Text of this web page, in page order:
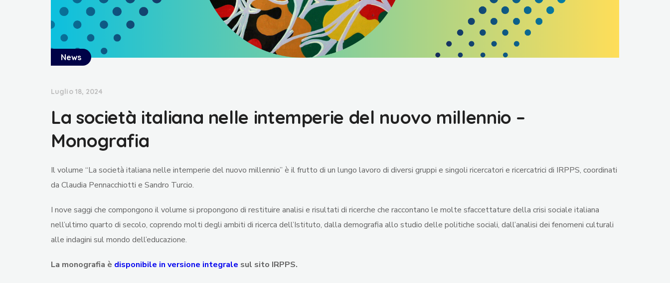
News
Luglio 18, 2024
La società italiana nelle intemperie del nuovo millennio –
Monografia
Il volume “La società italiana nelle intemperie del nuovo millennio” è il frutto di un lungo lavoro di diversi gruppi e singoli ricercatori e ricercatrici di IRPPS, coordinati
da Claudia Pennacchiotti e Sandro Turcio.
I nove saggi che compongono il volume si propongono di restituire analisi e risultati di ricerche che raccontano le molte sfaccettature della crisi sociale italiana
nell’ultimo quarto di secolo, coprendo molti degli ambiti di ricerca dell’Istituto, dalla demografia allo studio delle politiche sociali, dall’analisi dei fenomeni culturali
alle indagini sul mondo dell’educazione.
La monografia è disponibile in versione integrale sul sito IRPPS.